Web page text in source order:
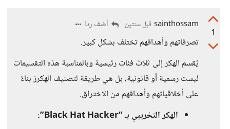
1
sainthossam قبل سنتين أضف ردا
تصرفاتهم وأهدافهم تختلف بشكل كبير.
يُقسم الهكر إلى ثلاث فئات رئيسية وبالمناسبة هذه التقسيمات
ليست رسمية أو قانونية، بل هي طريقة لتصنيف الهكرز بناءً
على أخلاقياتهم وأهدافهم من الاختراق.
الهكر التخريبي بـ “Black Hat Hacker”: